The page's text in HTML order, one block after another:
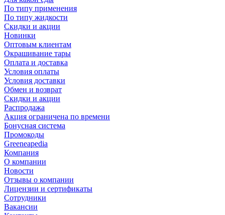
По типу применения
По типу жидкости
Скидки и акции
Новинки
Оптовым клиентам
Окрашивание тары
Оплата и доставка
Условия оплаты
Условия доставки
Обмен и возврат
Скидки и акции
Распродажа
Акция ограничена по времени
Бонусная система
Промокоды
Greeneapedia
Компания
О компании
Новости
Отзывы о компании
Лицензии и сертификаты
Сотрудники
Вакансии